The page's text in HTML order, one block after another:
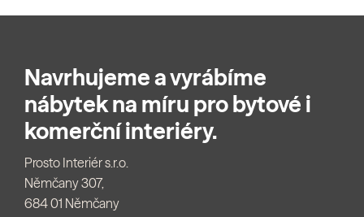
Navrhujeme a vyrábíme
nábytek na míru pro bytové i
komerční interiéry.
Prosto Interiér s.r.o.
Němčany 307,
684 01 Němčany